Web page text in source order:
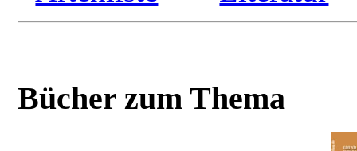
Bücher zum Thema